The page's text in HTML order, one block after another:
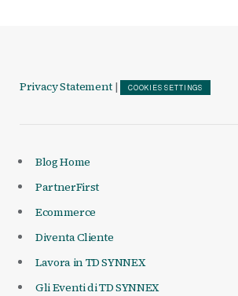
Privacy Statement | COOKIES SETTINGS
Blog Home
PartnerFirst
Ecommerce
Diventa Cliente
Lavora in TD SYNNEX
Gli Eventi di TD SYNNEX